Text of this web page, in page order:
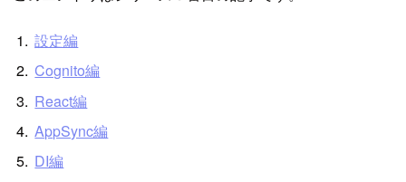
設定編
Cognito編
React編
AppSync編
DI編